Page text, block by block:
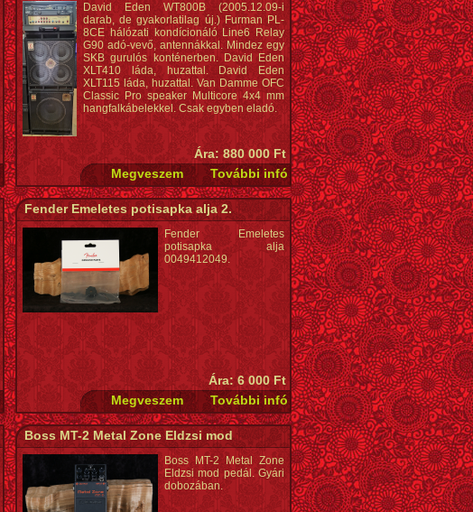
David Eden WT800B (2005.12.09-i
darab, de gyakorlatilag új.) Furman PL-
8CE hálózati kondícionáló Line6 Relay
G90 adó-vevő, antennákkal. Mindez egy
SKB gurulós konténerben. David Eden
XLT410 láda, huzattal. David Eden
XLT115 láda, huzattal. Van Damme OFC
Classic Pro speaker Multicore 4x4 mm
hangfalkábelekkel. Csak egyben eladó.
Ára: 880 000 Ft
Fender Emeletes potisapka alja 2.
Fender Emeletes
potisapka alja
0049412049.
Ára: 6 000 Ft
Boss MT-2 Metal Zone Eldzsi mod
Boss MT-2 Metal Zone
Eldzsi mod pedál. Gyári
dobozában.